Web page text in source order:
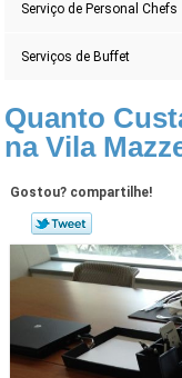
Serviço de Personal Chefs
Serviços de Buffet
Quanto
na Vila
Gostou? compartilhe!